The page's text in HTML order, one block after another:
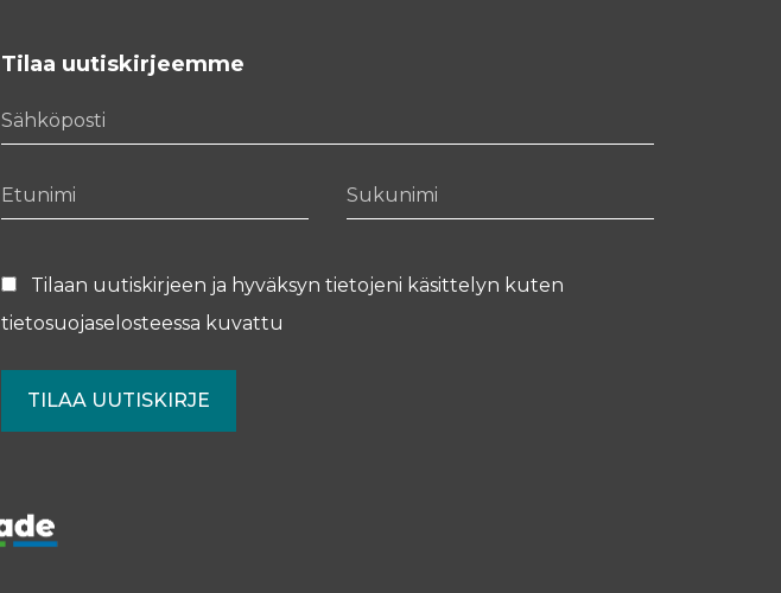
Tilaa uutiskirjeemme
Tilaan uutiskirjeen ja hyväksyn tietojeni käsittelyn kuten
tietosuojaselosteessa kuvattu